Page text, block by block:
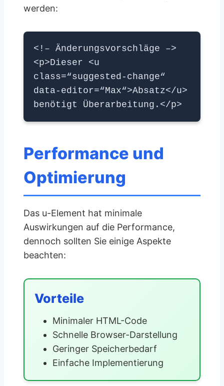
werden:
<!– Änderungsvorschläge –>
<p>Dieser <u
class=“suggested-change“
data-editor=“Max“>Absatz</u>
benötigt Überarbeitung.</p>
Performance und
Optimierung
Das u-Element hat minimale
Auswirkungen auf die Performance,
dennoch sollten Sie einige Aspekte
beachten:
Vorteile
Minimaler HTML-Code
Schnelle Browser-Darstellung
Geringer Speicherbedarf
Einfache Implementierung